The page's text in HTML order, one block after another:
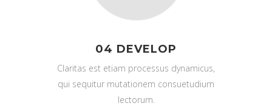
04 DEVELOP
Claritas est etiam processus dynamicus,
qui sequitur mutationem consuetudium
lectorum.